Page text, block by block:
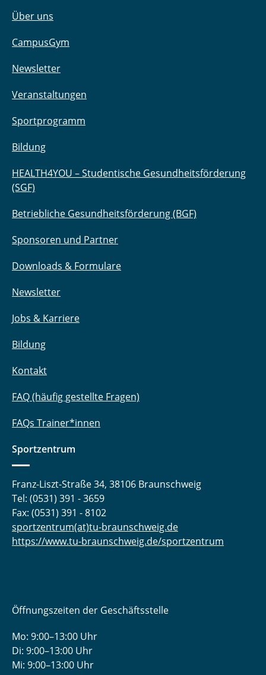
Über uns
CampusGym
Newsletter
Veranstaltungen
Sportprogramm
Bildung
HEALTH4YOU – Studentische Gesundheitsförderung
(SGF)
Betriebliche Gesundheitsförderung (BGF)
Sponsoren und Partner
Downloads & Formulare
Newsletter
Jobs & Karriere
Bildung
Kontakt
FAQ (häufig gestellte Fragen)
FAQs Trainer*innen
Sportzentrum
Franz-Liszt-Straße 34, 38106 Braunschweig
Tel: (0531) 391 - 3659
Fax: (0531) 391 - 8102
sportzentrum(at)tu-braunschweig.de
https://www.tu-braunschweig.de/sportzentrum
Öffnungszeiten der Geschäftsstelle
Mo: 9:00–13:00 Uhr
Di: 9:00–13:00 Uhr
Mi: 9:00–13:00 Uhr